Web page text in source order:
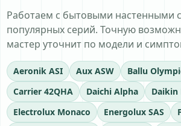
Работаем с бытовыми настенными
популярных серий. Точную
мастер уточнит по модели и
Aeronik ASI Aux ASW Ballu
Carrier 42QHA
Daichi Alpha Daikin
Electrolux Monaco
Energolux SAS